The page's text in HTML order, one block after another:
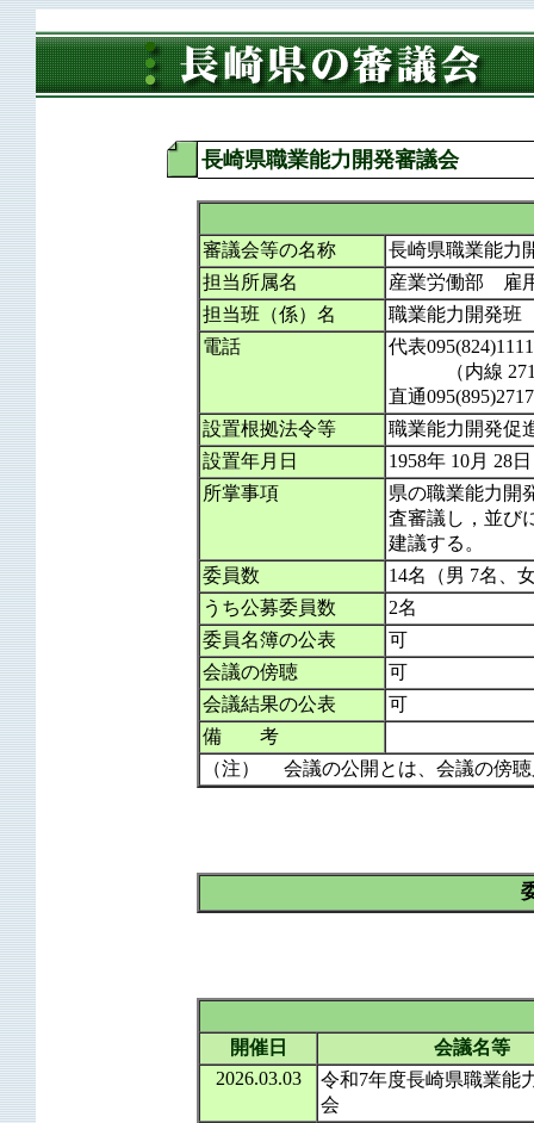
長崎県職業能力開発審議会
審議会等の名称
長崎県職業能力
担当所属名
産業労働部 雇
担当班（係）名
職業能力開発班
電話
代表095(824)1111
（内線
直通095(895)2717
設置根拠法令等
職業能力開発促
設置年月日
1958年 10月 28日
所掌事項
県の職業能力開
査審議し，並び
建議する。
委員数
14名（男 7名、
うち公募委員数
2名
委員名簿の公表
可
会議の傍聴
可
会議結果の公表
可
備 考
（注） 会議の公開とは、会議の傍
開催日
会議名等
2026.03.03
令和7年度長崎県職業能
会